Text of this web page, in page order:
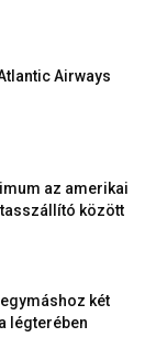
Airways
az amerikai
között
két
légterében